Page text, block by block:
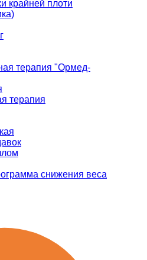
крайней плоти
терапия "Ормед-
терапия
снижения веса